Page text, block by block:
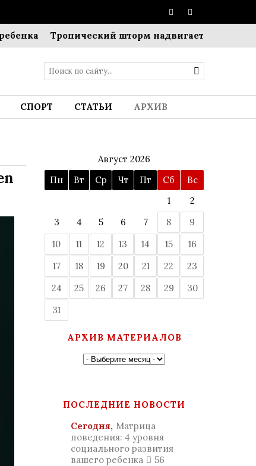
Тропический шторм надвигается на Японию:
СПОРТ СТАТЬИ АРХИВ
Август 2026
Пн
Вт Ср Чт Пт Сб
Вс
1
2
3
4 5 6 7 8
9
10
11 12 13 14 15
16
17
18 19 20 21 22
23
24
25 26 27 28 29
30
31
АРХИВ МАТЕРИАЛОВ
ПОСЛЕДНИЕ НОВОСТИ
Сегодня, Матрица
поведения: 4 уровня
социального развития
вашего ребенка
56